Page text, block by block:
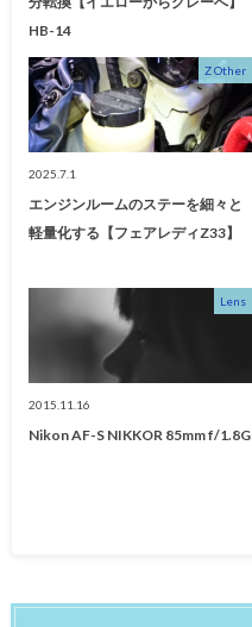
HB-14
Z Other
2025.7.1
エンジンルームのステーを細々と
軽量化する【フェアレディZ33】
Lens
2015.11.16
Nikon AF-S NIKKOR 85mm f/1.8G